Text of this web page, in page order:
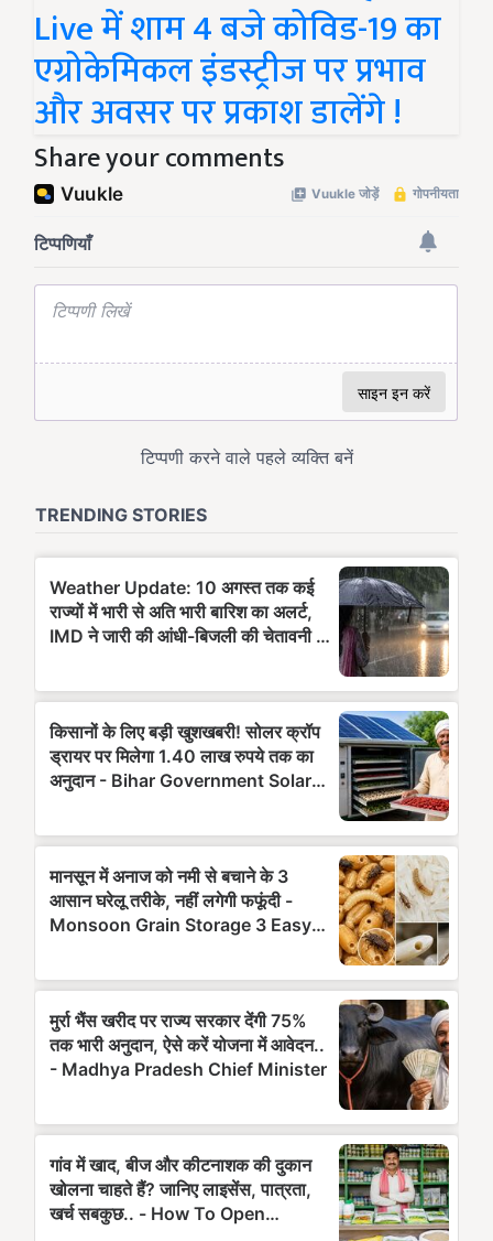
Live में शाम 4 बजे कोविड-19 का
एग्रोकेमिकल इंडस्ट्रीज पर प्रभाव
और अवसर पर प्रकाश डालेंगे !
Share your comments